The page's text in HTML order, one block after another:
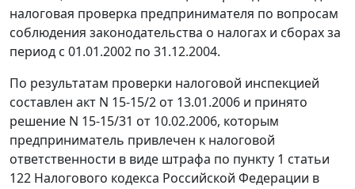
налоговая проверка предпринимателя по вопросам
соблюдения законодательства о налогах и сборах за
период с 01.01.2002 по 31.12.2004.
По результатам проверки налоговой инспекцией
составлен акт N 15-15/2 от 13.01.2006 и принято
решение N 15-15/31 от 10.02.2006, которым
предприниматель привлечен к налоговой
ответственности в виде штрафа по пункту 1 статьи
122 Налогового кодекса Российской Федерации в